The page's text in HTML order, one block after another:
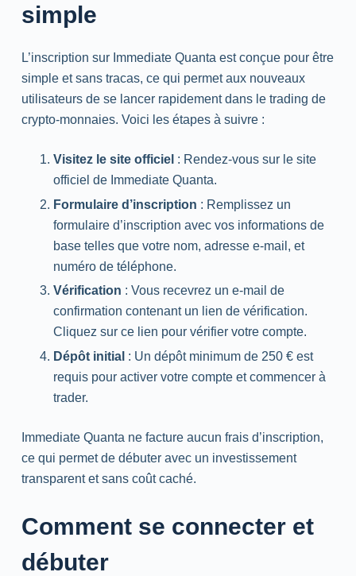
simple
L’inscription sur Immediate Quanta est conçue pour être
simple et sans tracas, ce qui permet aux nouveaux
utilisateurs de se lancer rapidement dans le trading de
crypto-monnaies. Voici les étapes à suivre :
Visitez le site officiel : Rendez-vous sur le site
officiel de Immediate Quanta.
Formulaire d’inscription : Remplissez un
formulaire d’inscription avec vos informations de
base telles que votre nom, adresse e-mail, et
numéro de téléphone.
Vérification : Vous recevrez un e-mail de
confirmation contenant un lien de vérification.
Cliquez sur ce lien pour vérifier votre compte.
Dépôt initial : Un dépôt minimum de 250 € est
requis pour activer votre compte et commencer à
trader.
Immediate Quanta ne facture aucun frais d’inscription,
ce qui permet de débuter avec un investissement
transparent et sans coût caché.
Comment se connecter et
débuter